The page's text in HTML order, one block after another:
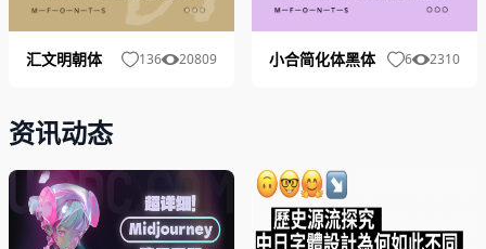
汇文明朝体 136 20809 小合简化体黑体 6 2310
资讯动态